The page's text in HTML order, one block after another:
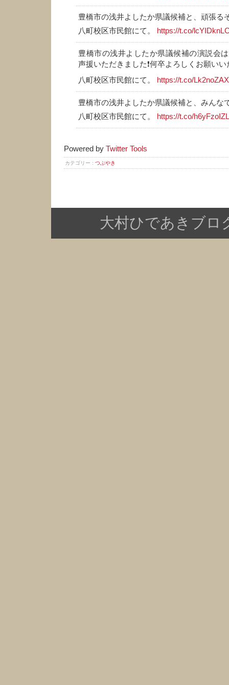
豊橋市の浅井よしたか県議候補と、頑張る
八町校区市民館にて。
https://t.co/
豊橋市の浅井よしたか県議候補の演説会
声援いただきました❗何卒よろしくお願い
八町校区市民館にて。
https://t.co/
豊橋市の浅井よしたか県議候補と、みんな
八町校区市民館にて。
https://t.co/
Powered by Twitter Tools
カテゴリー : つぶやき
大村ひであきブロ